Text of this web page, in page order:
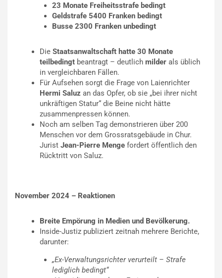
23 Monate Freiheitsstrafe bedingt
Geldstrafe 5400 Franken bedingt
Busse 2300 Franken unbedingt
Die Staatsanwaltschaft hatte 30 Monate
teilbedingt beantragt – deutlich milder als üblich
in vergleichbaren Fällen.
Für Aufsehen sorgt die Frage von Laienrichter
Hermi Saluz an das Opfer, ob sie „bei ihrer nicht
unkräftigen Statur“ die Beine nicht hätte
zusammenpressen können.
Noch am selben Tag demonstrieren über 200
Menschen vor dem Grossratsgebäude in Chur.
Jurist Jean-Pierre Menge fordert öffentlich den
Rücktritt von Saluz.
November 2024 – Reaktionen
Breite Empörung in Medien und Bevölkerung.
Inside-Justiz publiziert zeitnah mehrere Berichte,
darunter:
„Ex-Verwaltungsrichter verurteilt – Strafe
lediglich bedingt“